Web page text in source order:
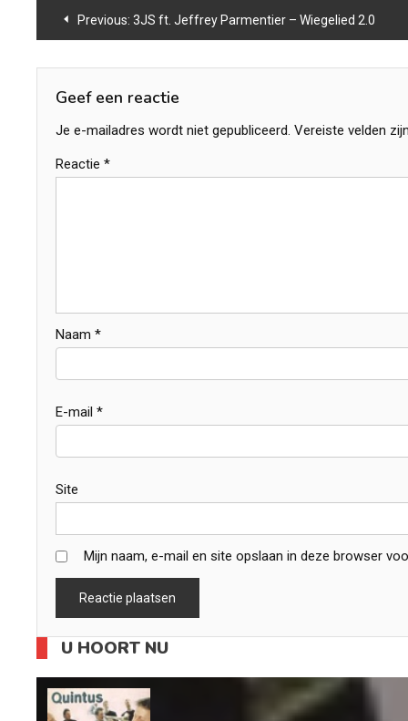
Bericht
navigatie
Previous: 3JS ft. Jeffrey Parmentier – Wiegelied 2.0
Geef een reactie
Je e-mailadres wordt niet gepubliceerd. Vereiste velden
Reactie *
Naam *
E-mail *
Site
Mijn naam, e-mail en site opslaan in deze browser
U HOORT NU